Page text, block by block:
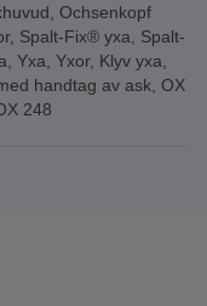
, Ochsenkopf
, Spalt-Fix® yxa, Spalt-
, Yxa, Yxor, Klyv yxa,
handtag av ask, OX
248